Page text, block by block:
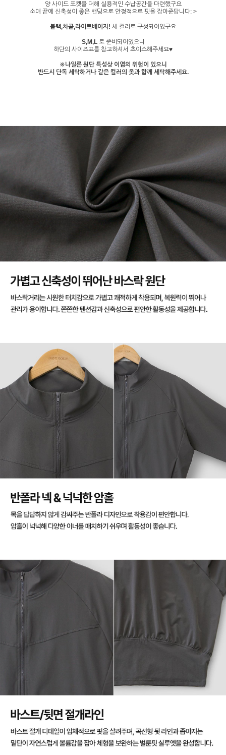
양 사이드 포켓을 더해 실용적인 수납공간을 마련했구요
소매 끝에 신축성이 좋은 밴딩으로 안정적으로 핏을 잡아준답니다: >
블랙,차콜,라이트베이지! 세 컬러로 구성되어있구요
S,M,L로 준비되어있으니
하단의 사이즈표를 참고하셔서 초이스해주세요♥
※나일론 원단 특성상 이염의 위험이 있으니
반드시 단독 세탁하거나 같은 컬러의 옷과 함께 세탁해주세요.